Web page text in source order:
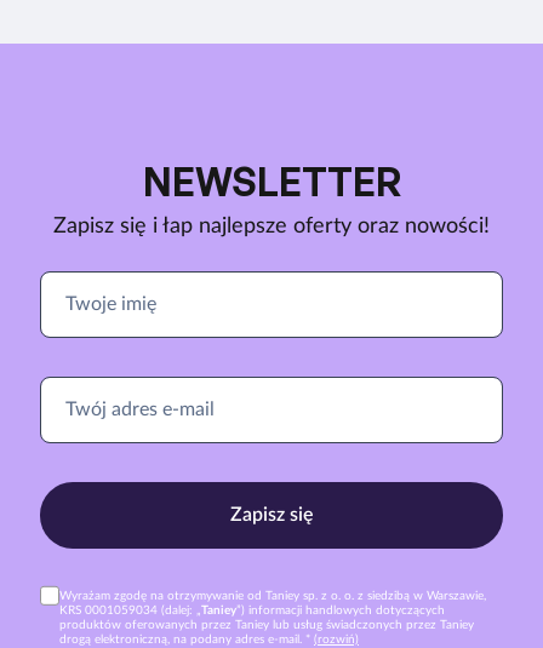
NEWSLETTER
Zapisz się i łap najlepsze oferty oraz nowości!
Zapisz się
Wyrażam zgodę na otrzymywanie od Taniey sp. z o. o. z siedzibą w Warszawie,
KRS 0001059034 (dalej: „ Taniey”) informacji handlowych dotyczących
produktów oferowanych przez Taniey lub usług świadczonych przez Taniey
drogą elektroniczną, na podany adres e-mail. * (rozwiń)